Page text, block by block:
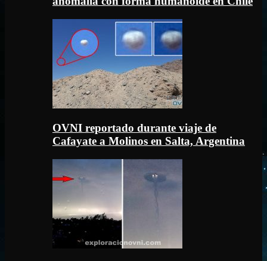
OVNI reportado durante viaje de
Cafayate a Molinos en Salta, Argentina